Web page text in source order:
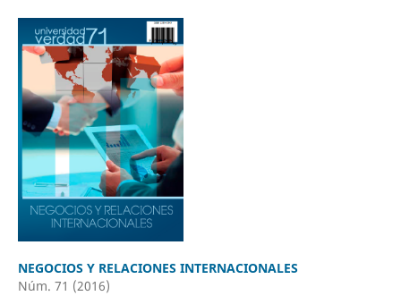
NEGOCIOS Y RELACIONES INTERNACIONALES
Núm. 71 (2016)